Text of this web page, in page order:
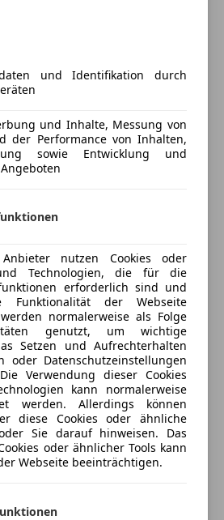
in Laakirchen -
individuelle Kredit- oder
sowie eine günstige
service for you
Verfügbarkeit, Druck- und
an Ihre Bedürfnisse
ab Stufe 0
versichern & Rabatt holen
berechnen
und Identifikation durch
und Inhalte, Messung von
der Performance von Inhalten,
sowie Entwicklung und
nutzen Cookies oder
Technologien, die für die
erforderlich sind und
Funktionalität der Webseite
normalerweise als Folge
genutzt, um wichtige
Setzen und Aufrechterhalten
oder Datenschutzeinstellungen
Verwendung dieser Cookies
kann normalerweise
werden. Allerdings können
diese Cookies oder ähnliche
Sie darauf hinweisen. Das
oder ähnlicher Tools kann
Webseite beeinträchtigen.